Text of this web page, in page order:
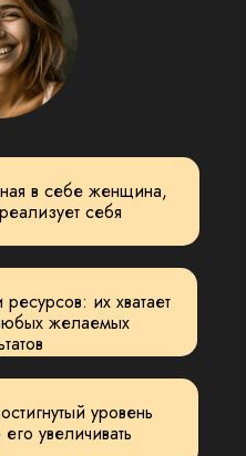
в себе женщина,
себя
их хватает
желаемых
уровень
увеличивать